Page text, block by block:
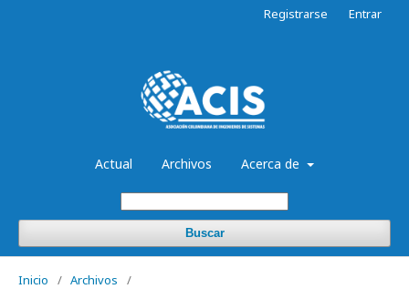
Actual Archivos Acerca de
Buscar
Registrarse Entrar
Inicio / Archivos
/